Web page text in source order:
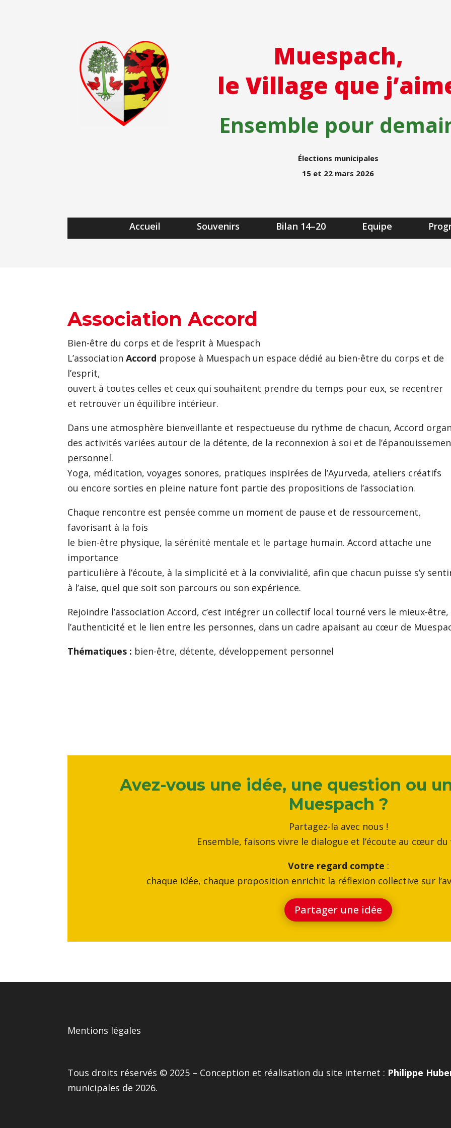
Muespach,
le Village que
Ensemble pour
Élections municipales
15 et 22 mars 2026
Accueil Souvenirs Bilan 14–20 Equipe
Association Accord
Bien-être du corps et de l’esprit à Muespach
L’associationAccord propose à Muespach un espace dédié au bien-être du corps et de
l’esprit,
ouvert à toutes celles et ceux qui souhaitent prendre du temps pour eux, se recentrer
et retrouver un équilibre intérieur.
Dans une atmosphère bienveillante et respectueuse du rythme de chacun, Accord
des activités variées autour de la détente, de la reconnexion à soi et de
personnel.
Yoga, méditation, voyages sonores, pratiques inspirées de l’Ayurveda, ateliers créatifs
ou encore sorties en pleine nature font partie des propositions de l’association.
Chaque rencontre est pensée comme un moment de pause et de ressourcement,
favorisant à la fois
le bien-être physique, la sérénité mentale et le partage humain. Accord attache une
importance
particulière à l’écoute, à la simplicité et à la convivialité, afin que chacun puisse s’y
à l’aise, quel que soit son parcours ou son expérience.
Rejoindre l’association Accord, c’est intégrer un collectif local tourné vers le mieux-être,
l’authenticité et le lien entre les personnes, dans un cadre apaisant au cœur de
Thématiques : bien-être, détente, développement personnel
Avez-vous une idée, une question ou
Muespach ?
Partagez-la avec nous !
Ensemble, faisons vivre le dialogue et l’écoute au cœur du
Votre regard compte :
chaque idée, chaque proposition enrichit la réflexion collective sur
Partager une idée
Mentions légales
Tous droits réservés © 2025 – Conception et réalisation du site internet : Philippe
municipales de 2026.